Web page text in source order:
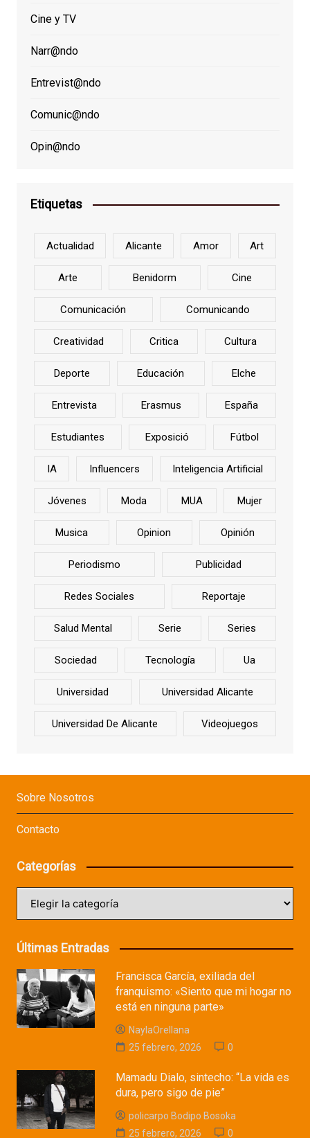
Cine y TV
Narr@ndo
Entrevist@ndo
Comunic@ndo
Opin@ndo
Etiquetas
Actualidad Alicante Amor Art
Arte Benidorm Cine
Comunicación Comunicando
Creatividad Critica Cultura
Deporte Educación Elche
Entrevista Erasmus España
Estudiantes Exposició Fútbol
IA Influencers Inteligencia Artificial
Jóvenes Moda MUA Mujer
Musica Opinion Opinión
Periodismo Publicidad
Redes Sociales Reportaje
Salud Mental Serie Series
Sociedad Tecnología Ua
Universidad Universidad Alicante
Universidad De Alicante Videojuegos
Sobre Nosotros
Contacto
Categorías
Últimas Entradas
Francisca García, exiliada del
franquismo: «Siento que mi hogar no
está en ninguna parte»
NaylaOrellana
25 febrero, 2026
0
Mamadu Dialo, sintecho: “La vida es
dura, pero sigo de pie”
policarpo Bodipo Bosoka
25 febrero, 2026
0